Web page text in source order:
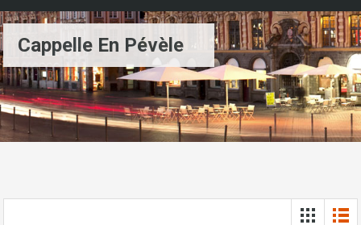
Cappelle En Pévèle